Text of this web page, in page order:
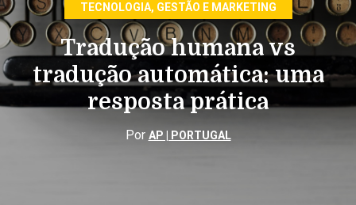
TECNOLOGIA, GESTÃO E MARKETING
Tradução humana vs
tradução automática: uma
resposta prática
Por AP | PORTUGAL